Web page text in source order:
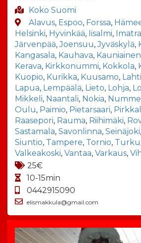
Koko Suomi
Alavus, Espoo, Forssa,
Helsinki, Hyvinkää, Iisalmi, Imatra
Järvenpää,Joensuu,Jyväskylä,
Kangasala, Kauhava, Kauniainen
Kerava, Kirkkonummi, Kokkola,
Kuopio, Kurikka, Kuusamo, Lahti
Lapua, Lempäälä, Lieto, Lohja,
Mikkeli, Naantali, Nokia,
Oulu, Paimio, Pietarsaari,
Raasepori, Rauma, Riihimäki,
Sastamala, Savonlinna, Seinäjoki,
Siuntio, Tampere, Tornio, Turku
Valkeakoski, Vantaa, Varkaus,
25€
10-15min
0442915090
elismakkula@gmail.com